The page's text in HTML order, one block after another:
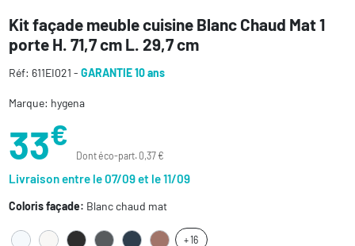
Kit façade meuble cuisine Blanc Chaud Mat 1
porte H. 71,7 cm L. 29,7 cm
Réf: 611EI021 - GARANTIE 10 ans
Marque: hygena
33€
Dont éco-part. 0,37 €
Livraison entre le 07/09 et le 11/09
Coloris façade: Blanc chaud mat
+ 16